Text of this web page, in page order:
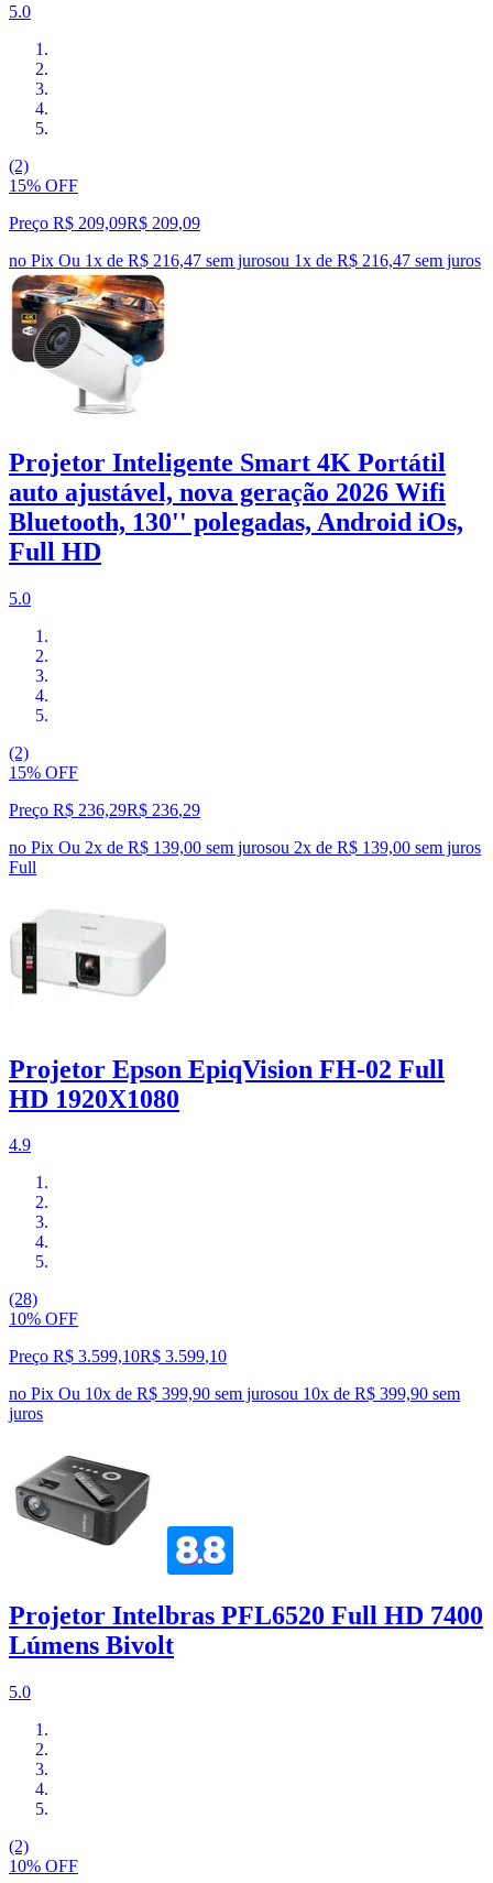
5.0
(2)
15% OFF
Preço R$ 209,09R$ 209,09
no Pix Ou 1x de R$ 216,47 sem jurosou 1x de R$ 216,47 sem juros
Projetor Inteligente Smart 4K Portátil
auto ajustável, nova geração 2026 Wifi
Bluetooth, 130'' polegadas, Android iOs,
Full HD
5.0
(2)
15% OFF
Preço R$ 236,29R$ 236,29
no Pix Ou 2x de R$ 139,00 sem jurosou 2x de R$ 139,00 sem juros
Full
Projetor Epson EpiqVision FH-02 Full
HD 1920X1080
4.9
(28)
10% OFF
Preço R$ 3.599,10R$ 3.599,10
no Pix Ou 10x de R$ 399,90 sem jurosou 10x de R$ 399,90 sem
juros
Projetor Intelbras PFL6520 Full HD 7400
Lúmens Bivolt
5.0
(2)
10% OFF